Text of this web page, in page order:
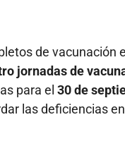
de vacunación
jornadas de
para el 30 de
las deficiencias